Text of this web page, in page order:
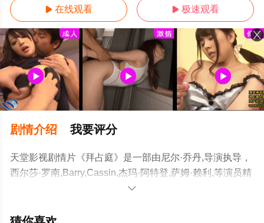
 在线观看  极速观看
剧情介绍 我要评分
天堂影视剧情片《拜占庭》是一部由尼尔·乔丹,导演执导，
西尔莎·罗南,Barry,Cassin,杰玛·阿特登,萨姆·赖利,等演员精
彩演绎的英国,美国,爱尔兰电影，手机免费观看高清未删减
豆瓣电影、电视猫或剧情网等平台了解。
